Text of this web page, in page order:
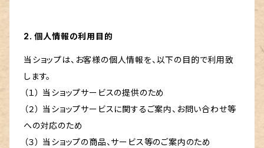
2. 個人情報の利用目的
当ショップは、お客様の個人情報を、以下の目的で利用致
します。
（１） 当ショップサービスの提供のため
（２） 当ショップサービスに関するご案内、お問い合わせ等
への対応のため
（３） 当ショップの商品、サービス等のご案内のため